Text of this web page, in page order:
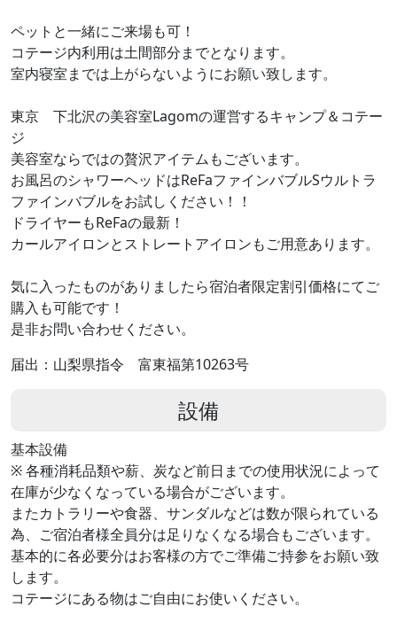
ペットと一緒にご来場も可！
コテージ内利用は土間部分までとなります。
室内寝室までは上がらないようにお願い致します。
東京 下北沢の美容室Lagomの運営するキャンプ＆コテー
ジ
美容室ならではの贅沢アイテムもございます。
お風呂のシャワーヘッドはReFaファインバブルSウルトラ
ファインバブルをお試しください！！
ドライヤーもReFaの最新！
カールアイロンとストレートアイロンもご用意あります。
気に入ったものがありましたら宿泊者限定割引価格にてご
購入も可能です！
是非お問い合わせください。
届出：山梨県指令 富東福第10263号
設備
基本設備
※ 各種消耗品類や薪、炭など前日までの使用状況によって
在庫が少なくなっている場合がございます。
またカトラリーや食器、サンダルなどは数が限られている
為、ご宿泊者様全員分は足りなくなる場合もございます。
基本的に各必要分はお客様の方でご準備ご持参をお願い致
します。
コテージにある物はご自由にお使いください。